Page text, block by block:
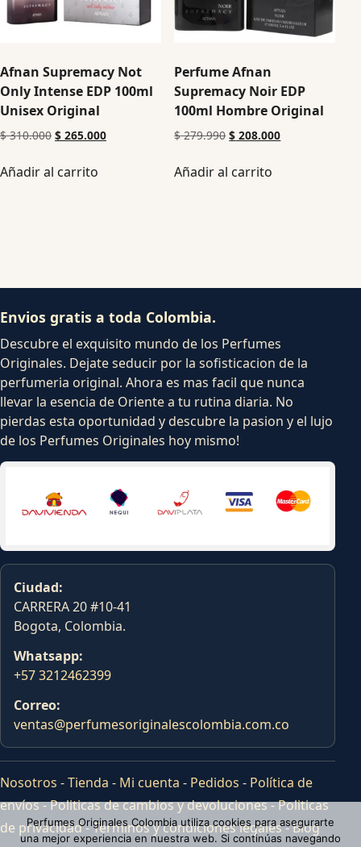
Afnan Supremacy Not
Only Intense EDP 100ml
Unisex Original
$310.000 $ 265.000
Añadir al carrito
Perfume Afnan
Supremacy Noir EDP
100ml Hombre Original
$279.990 $ 208.000
Añadir al carrito
Envios gratis a toda Colombia.
Descubre el exquisito mundo de los Perfumes
Originales. Dejate seducir por la sofisticacion de la
perfumeria original. Ahora es mas facil que nunca
llevar la esencia de Oriente a tu rutina diaria. No
pierdas esta oportunidad y descubre la pasion y el lujo
de los Perfumes Originales hoy mismo!
Ciudad:
CARRERA 20 #10-41
Bogota, Colombia.
Whatsapp:
+57 3212462399
Correo:
ventas@perfumesoriginalescolombia.com.co
Nosotros -Tienda - Mi cuenta - Pedidos - Política de
envíos-Politicas de cambios y devoluciones-Politicas
de privacidad-Terminos y condiciones legales-Blog
Perfumes Originales Colombia utiliza cookies para asegurarte
una mejor experiencia en nuestra web. Si continúas navegando